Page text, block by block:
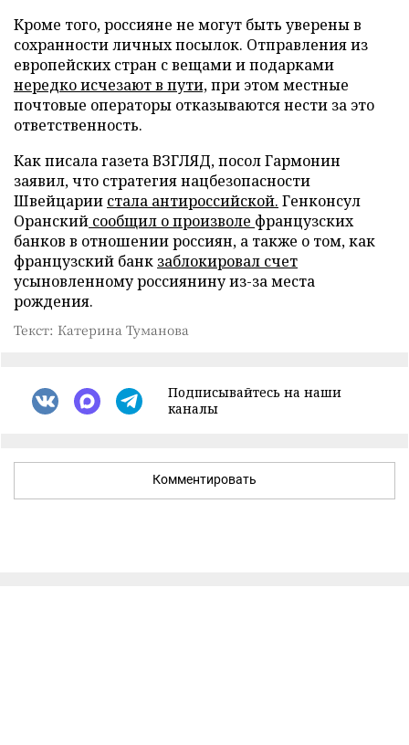
Кроме того, россияне не могут быть уверены в
сохранности личных посылок. Отправления из
европейских стран с вещами и подарками
нередко исчезают в пути,при этом местные
почтовые операторы отказываются нести за это
ответственность.
Как писала газета ВЗГЛЯД, посол Гармонин
заявил, что стратегия нацбезопасности
Швейцарии стала антироссийской. Генконсул
Оранский сообщил о произволе французских
банков в отношении россиян, а также о том, как
французский банк заблокировал счет
усыновленному россиянину из-за места
рождения.
Текст: Катерина Туманова
Подписывайтесь на наши
каналы
Комментировать